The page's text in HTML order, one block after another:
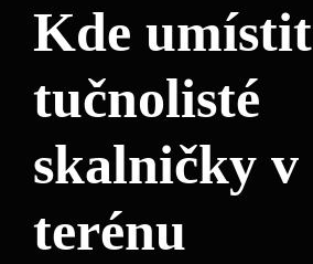
Kde umístit
tučnolisté
skalničky v
terénu